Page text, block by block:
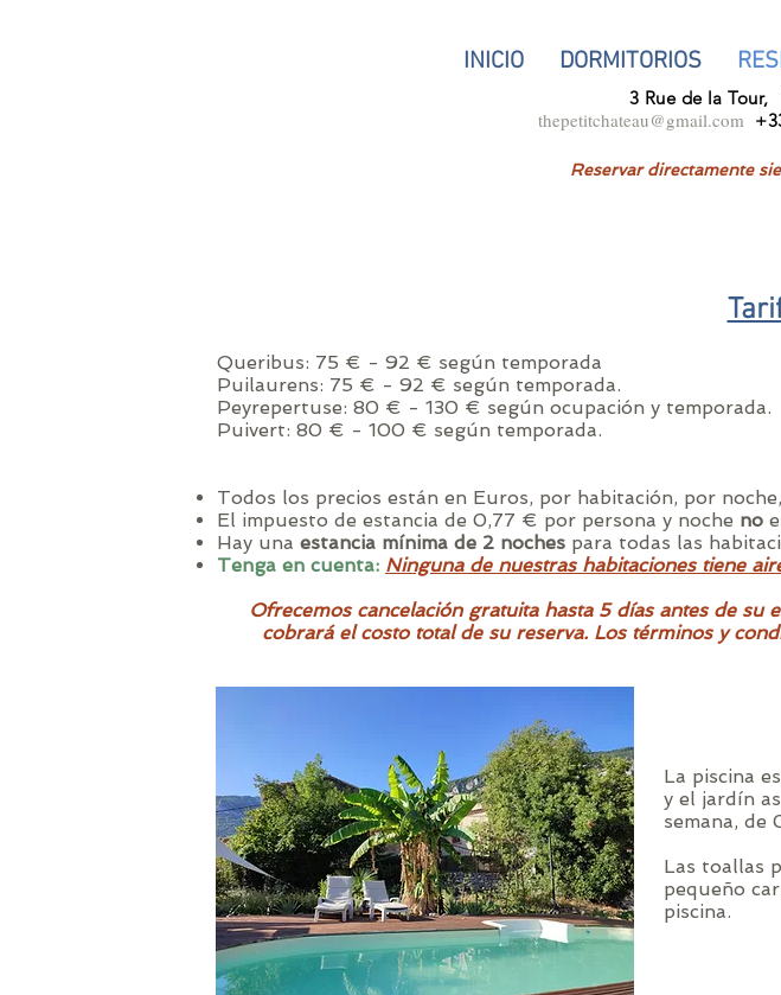
INICIO DORMITORIOS
3 Rue de la Tour,
thepetitchateau@gmail.com
Reservar directamente
Queribus: 75 € - 92 € según temporada
Puilaurens: 75 € - 92 € según temporada.
Peyrepertuse: 80 € - 130 € según ocupación y temporada.
Puivert: 80 € - 100 € según temporada.
Todos los precios están en Euros, por habitación, por
El impuesto de estancia de 0,77 € por persona y noche no
Hay una estancia mínima de 2 noches para todas las
Tenga en cuenta: Ninguna de nuestras habitaciones tiene
Ofrecemos cancelación gratuita hasta 5 días antes de su
cobrará el costo total de su reserva. Los términos y
La piscina
y el jardín
semana, de
Las toallas
pequeño
piscina.